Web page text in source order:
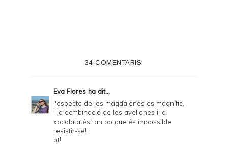
34 COMENTARIS:
Eva Flores ha dit...
l'aspecte de les magdalenes es magnífic,
i la ocmbinació de les avellanes i la
xocolata és tan bo que és impossible
resistir-se!
pt!